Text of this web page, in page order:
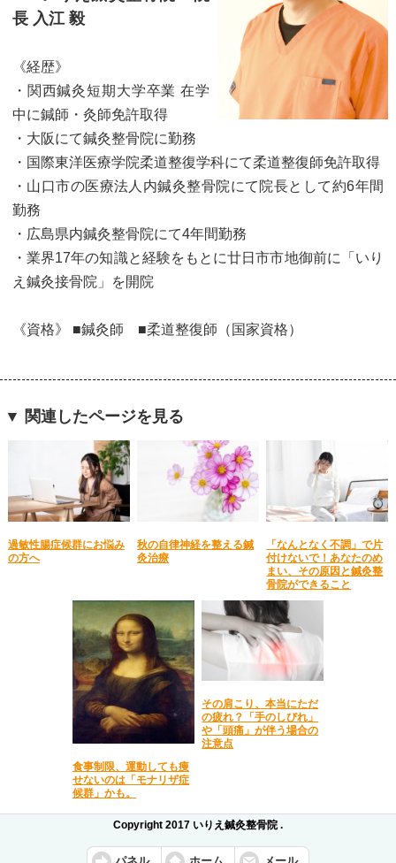
長 入江 毅
《経歴》
・関西鍼灸短期大学卒業 在学
中に鍼師・灸師免許取得
・大阪にて鍼灸整骨院に勤務
・国際東洋医療学院柔道整復学科にて柔道整復師免許取得
・山口市の医療法人内鍼灸整骨院にて院長として約6年間
勤務
・広島県内鍼灸整骨院にて4年間勤務
・業界17年の知識と経験をもとに廿日市市地御前に「いり
え鍼灸接骨院」を開院
《資格》 ■鍼灸師 ■柔道整復師（国家資格）
▼ 関連したページを見る
過敏性腸症候群にお悩み
の方へ
秋の自律神経を整える鍼
灸治療
「なんとなく不調」で片
付けないで！あなたのめ
まい、その原因と鍼灸整
骨院ができること
食事制限、運動しても痩
せないのは「モナリザ症
候群」かも。
その肩こり、本当にただ
の疲れ？「手のしびれ」
や「頭痛」が伴う場合の
注意点
Copyright 2017 いりえ鍼灸整骨院 .